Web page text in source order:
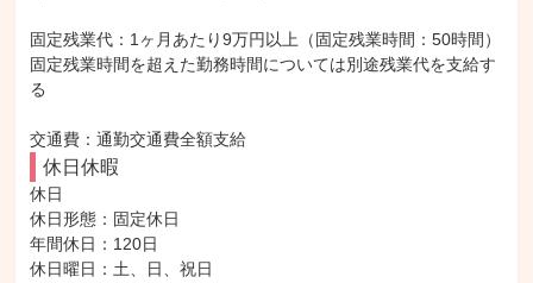
固定残業代：1ヶ月あたり9万円以上（固定残業時間：50時間）
固定残業時間を超えた勤務時間については別途残業代を支給す
る
交通費：通勤交通費全額支給
休日休暇
休日
休日形態：固定休日
年間休日：120日
休日曜日：土、日、祝日